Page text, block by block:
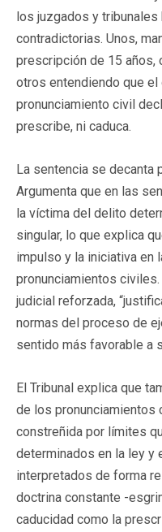
los juzgados y
contradictorias. Unos,
prescripción de 15 años,
otros entendiendo que el
pronunciamiento civil
prescribe, ni caduca.
La sentencia se decanta
Argumenta que en las
la víctima del delito
singular, lo que explica
impulso y la iniciativa en
pronunciamientos
judicial reforzada,
normas del proceso de
sentido más favorable a
El Tribunal explica que
de los pronunciamientos
constreñida por límites
determinados en la ley y
interpretados de forma
doctrina constante -
caducidad como la